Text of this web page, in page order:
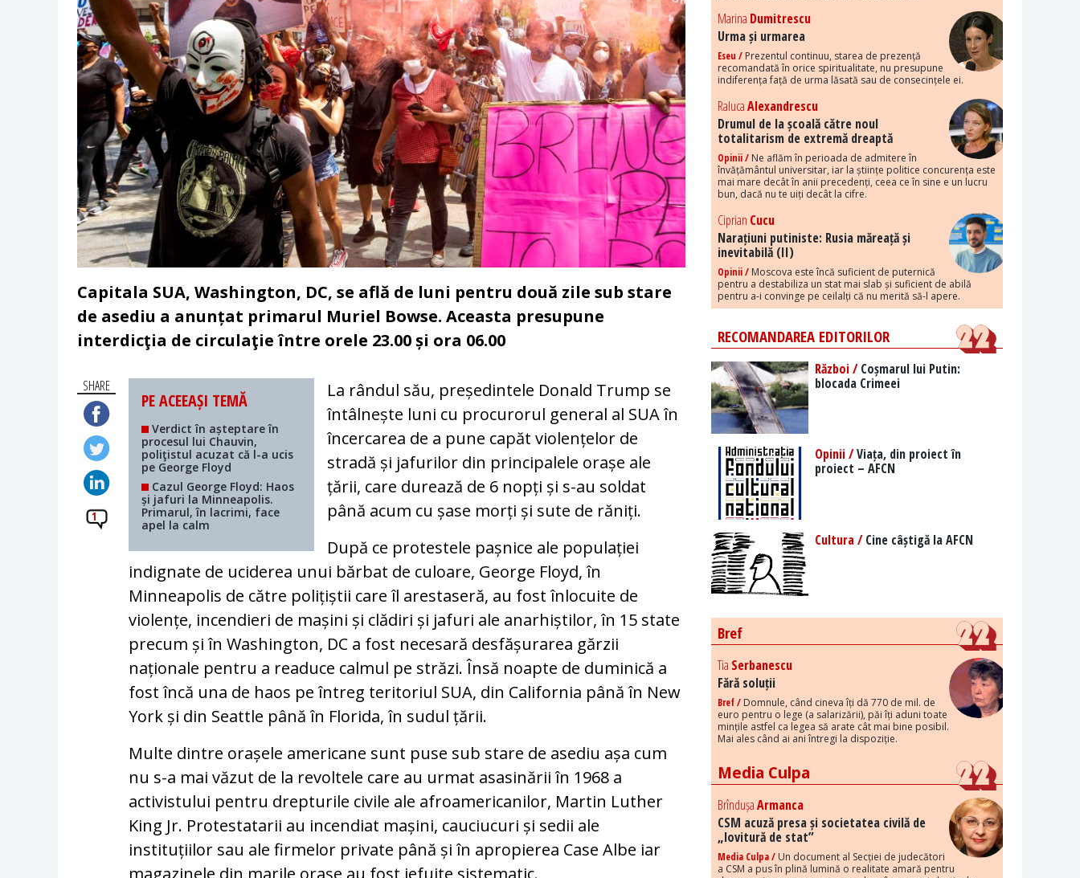
Capitala SUA, Washington, DC, se află de luni pentru două zile sub stare
de asediu a anunțat primarul Muriel Bowse. Aceasta presupune
interdicţia de circulaţie între orele 23.00 și ora 06.00
SHARE
1
PE ACEEAȘI TEMĂ
Verdict în așteptare în
procesul lui Chauvin,
poliţistul acuzat că l-a ucis
pe George Floyd
Cazul George Floyd: Haos
și jafuri la Minneapolis.
Primarul, în lacrimi, face
apel la calm
La rândul său, președintele Donald Trump se
întâlnește luni cu procurorul general al SUA în
încercarea de a pune capăt violențelor de
stradă și jafurilor din principalele orașe ale
țării, care durează de 6 nopți și s-au soldat
până acum cu șase morți și sute de răniți.
După ce protestele pașnice ale populației
indignate de uciderea unui bărbat de culoare, George Floyd, în
Minneapolis de către polițiștii care îl arestaseră, au fost înlocuite de
violențe, incendieri de mașini și clădiri și jafuri ale anarhiștilor, în 15 state
precum și în Washington, DC a fost necesară desfășurarea gărzii
naționale pentru a readuce calmul pe străzi. Însă noapte de duminică a
fost încă una de haos pe întreg teritoriul SUA, din California până în New
York și din Seattle până în Florida, în sudul țării.
Multe dintre orașele americane sunt puse sub stare de asediu așa cum
nu s-a mai văzut de la revoltele care au urmat asasinării în 1968 a
activistului pentru drepturile civile ale afroamericanilor, Martin Luther
King Jr. Protestatarii au incendiat mașini, cauciucuri și sedii ale
instituțiilor sau ale firmelor private până și în apropierea Case Albe iar
Marina Dumitrescu
Urma și urmarea
Eseu / Prezentul continuu, starea de prezență
recomandată în orice spiritualitate, nu presupune
indiferența față de urma lăsată sau de consecințele ei.
RalucaAlexandrescu
Drumul de la școală către noul
totalitarism de extremă dreaptă
Opinii / Ne aflăm în perioada de admitere în
învățământul universitar, iar la științe politice concurența este
mai mare decât în anii precedenți, ceea ce în sine e un lucru
bun, dacă nu te uiți decât la cifre.
Ciprian Cucu
Narațiuni putiniste: Rusia măreață și
inevitabilă (II)
Opinii / Moscova este încă suficient de puternică
pentru a destabiliza un stat mai slab și suficient de abilă
pentru a-i convinge pe ceilalți că nu merită să-l apere.
RECOMANDAREA EDITORILOR
Război /Coșmarul lui Putin:
blocada Crimeei
Opinii /Viața, din proiect în
proiect – AFCN
Cultura /Cine câștigă la AFCN
Bref
Tia Serbanescu
Fără soluții
Bref / Domnule, când cineva îți dă 770 de mil. de
euro pentru o lege (a salarizării), păi îți aduni toate
mințile astfel ca legea să arate cât mai bine posibil.
Mai ales când ai ani întregi la dispoziție.
Media Culpa
BrîndușaArmanca
CSM acuză presa și societatea civilă de
„lovitură de stat”
Media Culpa / Un document al Secției de judecători
a CSM a pus în plină lumină o realitate amară pentru